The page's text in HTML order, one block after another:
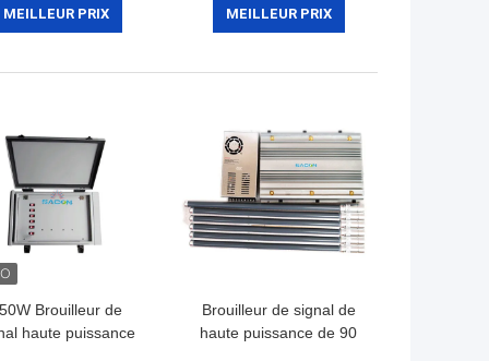
GPS L1 L2
MEILLEUR PRIX
15m, léger, pour allume-
cigare de voiture 12V-24
MEILLEUR PRIX
Brouilleur de
haute puissance
Brouilleur de signal de
haute puissance de 90